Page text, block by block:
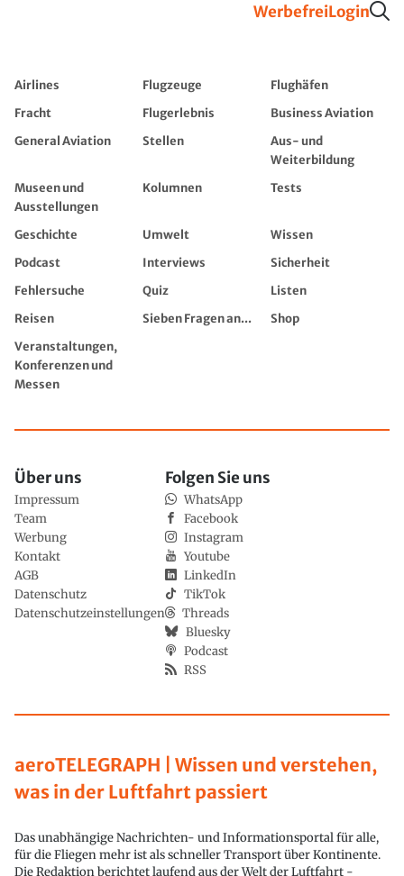
WerbefreiLogin
Airlines Flugzeuge
Flughäfen
Fracht
Flugerlebnis
Business Aviation
General Aviation
Stellen
Aus- und
Weiterbildung
Museen und
Ausstellungen
Kolumnen Tests
Geschichte Umwelt
Wissen
Podcast
Interviews
Sicherheit
Fehlersuche
Quiz
Listen
Reisen
Sieben Fragen an...
Shop
Veranstaltungen,
Konferenzen und
Messen
aeroTELEGRAPH | Wissen und verstehen,
was in der Luftfahrt passiert
Das unabhängige Nachrichten- und Informationsportal für alle,
für die Fliegen mehr ist als schneller Transport über Kontinente.
Die Redaktion berichtet laufend aus der Welt der Luftfahrt -
Über uns
Impressum
Team
Werbung
Kontakt
AGB
Datenschutz
Datenschutzeinstellungen
Folgen Sie uns
WhatsApp
Facebook
Instagram
Youtube
LinkedIn
TikTok
Threads
Bluesky
Podcast
RSS